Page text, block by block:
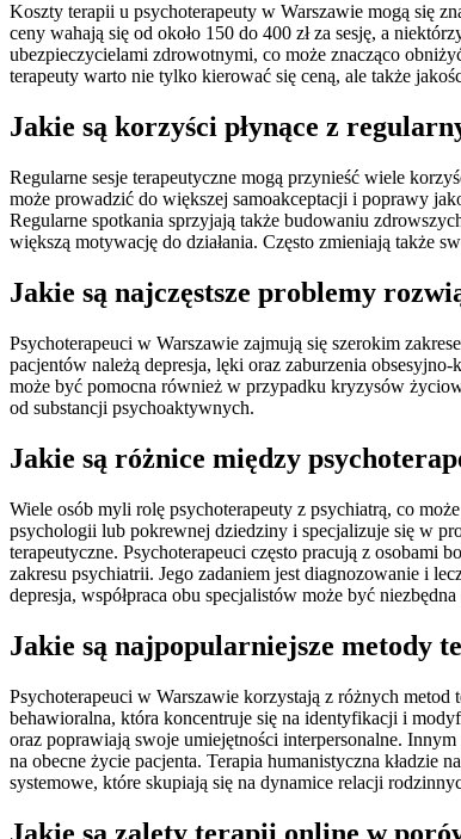
Koszty terapii u psychoterapeuty w Warszawie mogą się
ceny wahają się od około 150 do 400 zł za sesję, a
ubezpieczycielami zdrowotnymi, co może znacząco
terapeuty warto nie tylko kierować się ceną, ale także
Jakie są korzyści płynące z
Regularne sesje terapeutyczne mogą przynieść wiele
może prowadzić do większej samoakceptacji i poprawy
Regularne spotkania sprzyjają także budowaniu
większą motywację do działania. Często zmieniają także
Jakie są najczęstsze problemy
Psychoterapeuci w Warszawie zajmują się szerokim
pacjentów należą depresja, lęki oraz zaburzenia
może być pomocna również w przypadku kryzysów
od substancji psychoaktywnych.
Jakie są różnice między
Wiele osób myli rolę psychoterapeuty z psychiatrą, co
psychologii lub pokrewnej dziedziny i specjalizuje się w
terapeutyczne. Psychoterapeuci często pracują z
zakresu psychiatrii. Jego zadaniem jest diagnozowanie i
depresja, współpraca obu specjalistów może być
Jakie są najpopularniejsze metody
Psychoterapeuci w Warszawie korzystają z różnych
behawioralna, która koncentruje się na identyfikacji i
oraz poprawiają swoje umiejętności interpersonalne.
na obecne życie pacjenta. Terapia humanistyczna kładzie
systemowe, które skupiają się na dynamice relacji
Jakie są zalety terapii online w